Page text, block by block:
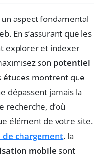
aspect fondamental
En s’assurant que les
explorer et indexer
son potentiel
études montrent que
dépassent jamais la
recherche, d’où
élément de votre site.
de chargement, la
mobile sont